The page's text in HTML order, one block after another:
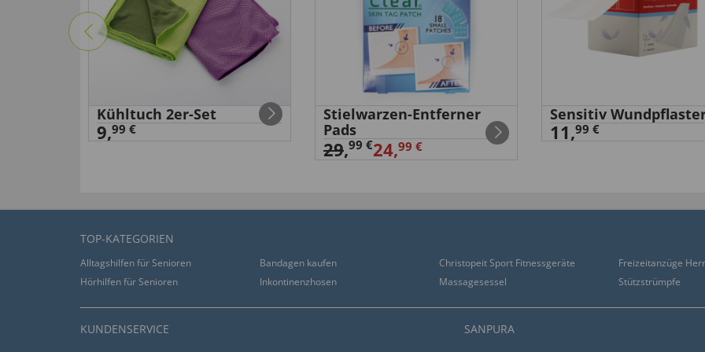
keine tolle Qualität
Wolfgang H. vom26.05.2021
“Die Innenseite der Schuhe ist so rauh, dass ich mir die Zehen aufgerieben
habe. ”
vonGerhard W. vom28.04.2021
aber trotzdem beanspruchbar.”
Kühltuch 2er-Set
9,99 €
Stielwarzen-Entferner
Pads
29,99 €24,99 €
Sensitiv
11,99 €
TOP-KATEGORIEN
Alltagshilfen für Senioren Bandagen kaufen Christopeit Sport Fitnessgeräte Freizeitanzüge
Hörhilfen für Senioren
Inkontinenzhosen Massagesessel Stützstrümpfe
KUNDENSERVICE SANPURA